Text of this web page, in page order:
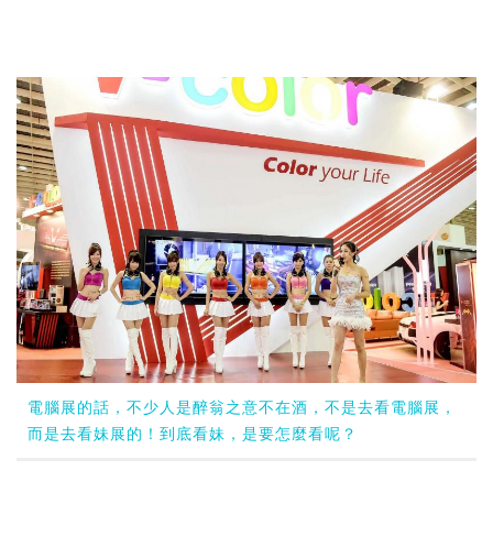
電腦展的話，不少人是醉翁之意不在酒，不是去看電腦展，
而是去看妹展的！到底看妹，是要怎麼看呢？